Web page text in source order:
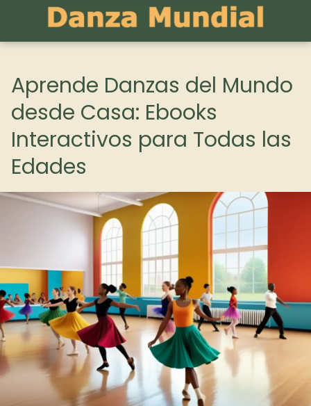
Aprende Danzas del Mundo
desde Casa: Ebooks
Interactivos para Todas las
Edades